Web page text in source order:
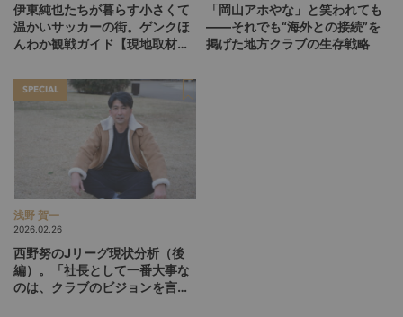
伊東純也たちが暮らす小さくて
温かいサッカーの街。ゲンクほ
んわか観戦ガイド【現地取材・
「岡山アホやな」と笑われても
――それでも“海外との接続”を
掲げた地方クラブの生存戦略
SPECIAL
浅野 賀一
2026.02.26
西野努のJリーグ現状分析（後
編）。「社長として一番大事な
のは、クラブのビジョンを言語